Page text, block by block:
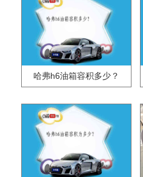
哈弗h6油箱容积多少？